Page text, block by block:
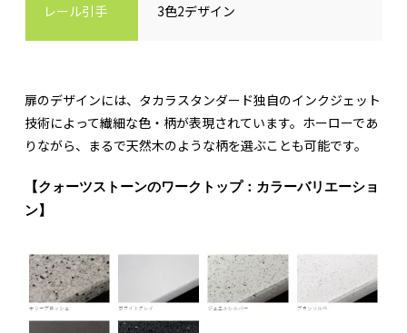
レール引手 3色2デザイン
扉のデザインには、タカラスタンダード独自のインクジェット
技術によって繊細な色・柄が表現されています。ホーローであ
りながら、まるで天然木のような柄を選ぶことも可能です。
【クォーツストーンのワークトップ：カラーバリエーショ
ン】